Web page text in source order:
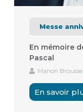
Messe
En mémoire
Pascal
Manon
En savoir